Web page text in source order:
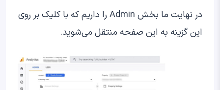
در نهایت ما بخش Admin را داریم که با کلیک بر روی
این گزینه به این صفحه منتقل می‌شوید.